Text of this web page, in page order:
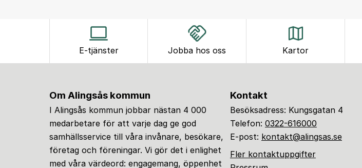
E-tjänster Jobba hos oss Kartor
Om Alingsås kommun
I Alingsås kommun jobbar nästan 4 000
medarbetare för att varje dag ge god
samhällsservice till våra invånare, besökare,
företag och föreningar. Vi gör det i enlighet
med våra värdeord: engagemang, öppenhet
Kontakt
Besöksadress: Kungsgatan 4
Telefon: 0322-616000
E-post: kontakt@alingsas.se
Fler kontaktuppgifter